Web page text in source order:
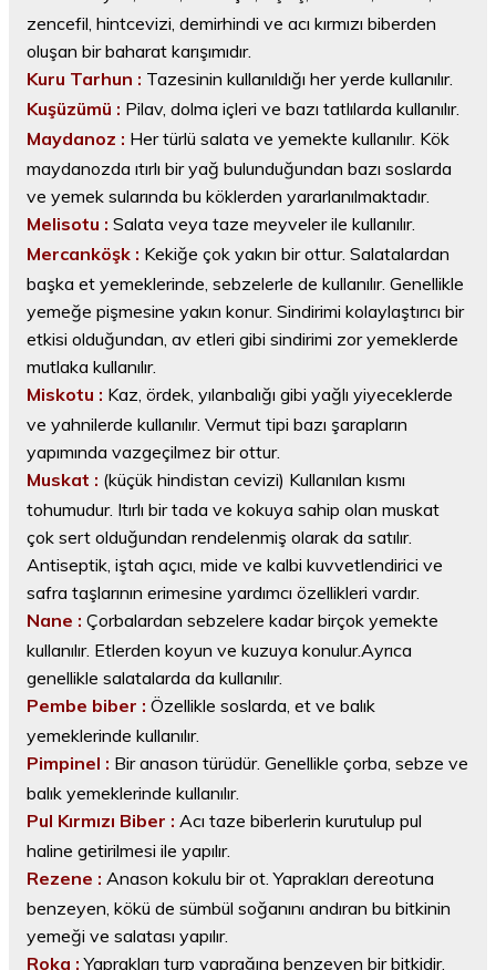
zencefil, hintcevizi, demirhindi ve acı kırmızı biberden
oluşan bir baharat karışımıdır.
Kuru Tarhun : Tazesinin kullanıldığı her yerde kullanılır.
Kuşüzümü : Pilav, dolma içleri ve bazı tatlılarda kullanılır.
Maydanoz : Her türlü salata ve yemekte kullanılır. Kök
maydanozda ıtırlı bir yağ bulunduğundan bazı soslarda
ve yemek sularında bu köklerden yararlanılmaktadır.
Melisotu : Salata veya taze meyveler ile kullanılır.
Mercanköşk : Kekiğe çok yakın bir ottur. Salatalardan
başka et yemeklerinde, sebzelerle de kullanılır. Genellikle
yemeğe pişmesine yakın konur. Sindirimi kolaylaştırıcı bir
etkisi olduğundan, av etleri gibi sindirimi zor yemeklerde
mutlaka kullanılır.
Miskotu : Kaz, ördek, yılanbalığı gibi yağlı yiyeceklerde
ve yahnilerde kullanılır. Vermut tipi bazı şarapların
yapımında vazgeçilmez bir ottur.
Muskat : (küçük hindistan cevizi) Kullanılan kısmı
tohumudur. Itırlı bir tada ve kokuya sahip olan muskat
çok sert olduğundan rendelenmiş olarak da satılır.
Antiseptik, iştah açıcı, mide ve kalbi kuvvetlendirici ve
safra taşlarının erimesine yardımcı özellikleri vardır.
Nane : Çorbalardan sebzelere kadar birçok yemekte
kullanılır. Etlerden koyun ve kuzuya konulur.Ayrıca
genellikle salatalarda da kullanılır.
Pembe biber : Özellikle soslarda, et ve balık
yemeklerinde kullanılır.
Pimpinel : Bir anason türüdür. Genellikle çorba, sebze ve
balık yemeklerinde kullanılır.
Pul Kırmızı Biber : Acı taze biberlerin kurutulup pul
haline getirilmesi ile yapılır.
Rezene : Anason kokulu bir ot. Yaprakları dereotuna
benzeyen, kökü de sümbül soğanını andıran bu bitkinin
yemeği ve salatası yapılır.
Roka : Yaprakları turp yaprağına benzeyen bir bitkidir.